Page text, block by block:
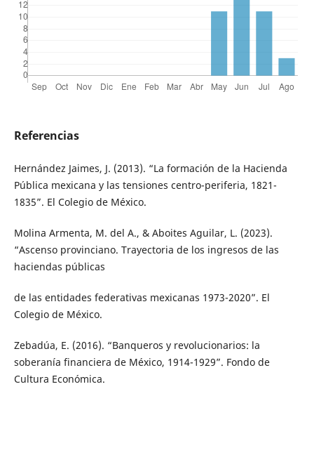
Referencias
Hernández Jaimes, J. (2013). “La formación de la Hacienda
Pública mexicana y las tensiones centro-periferia, 1821-
1835”. El Colegio de México.
Molina Armenta, M. del A., & Aboites Aguilar, L. (2023).
“Ascenso provinciano. Trayectoria de los ingresos de las
haciendas públicas
de las entidades federativas mexicanas 1973-2020”. El
Colegio de México.
Zebadúa, E. (2016). “Banqueros y revolucionarios: la
soberanía financiera de México, 1914-1929”. Fondo de
Cultura Económica.